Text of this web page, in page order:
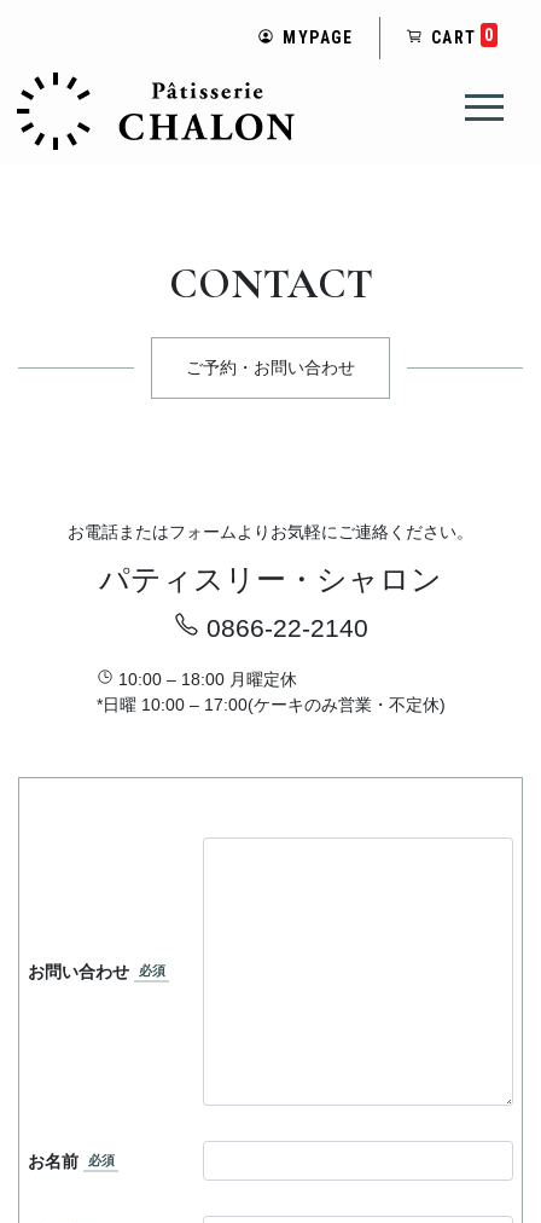
MYPAGE CART 0
CONTACT
ご予約・お問い合わせ
お電話またはフォームよりお気軽にご連絡ください。
パティスリー・シャロン
0866-22-2140
10:00 – 18:00 月曜定休
*日曜 10:00 – 17:00(ケーキのみ営業・不定休)
お問い合わせ 必須
お名前 必須